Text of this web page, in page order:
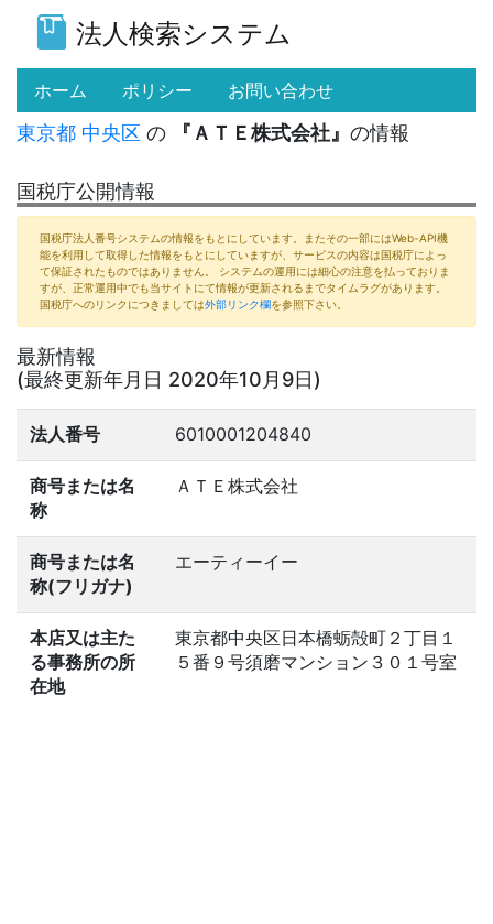
法人検索システム
ホーム (current)
ポリシー お問い合わせ
東京都 中央区 の 『ＡＴＥ株式会社』 の情報
国税庁公開情報
国税庁法人番号システムの情報をもとにしています。またその一部にはWeb-API機
能を利用して取得した情報をもとにしていますが、サービスの内容は国税庁によっ
て保証されたものではありません。 システムの運用には細心の注意を払っておりま
すが、正常運用中でも当サイトにて情報が更新されるまでタイムラグがあります。
国税庁へのリンクにつきましては外部リンク欄を参照下さい。
最新情報
(最終更新年月日 2020年10月9日)
法人番号 6010001204840
商号または名
称
ＡＴＥ株式会社
商号または名
称(フリガナ)
エーティーイー
本店又は主た
る事務所の所
在地
東京都中央区日本橋蛎殻町２丁目１
５番９号須磨マンション３０１号室